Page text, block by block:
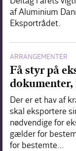
af Aluminium
Eksportrådet.
ARRANGEMENTER
Få styr på
dokumenter,
Der er et hav af
skal eksportere
nødvendige for
gælder for
for bestemte…